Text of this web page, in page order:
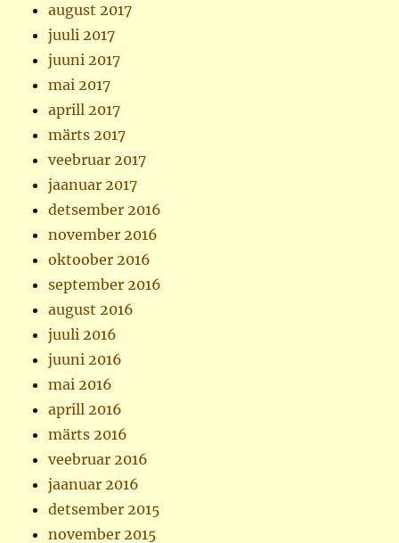
august 2017
juuli 2017
juuni 2017
mai 2017
aprill 2017
märts 2017
veebruar 2017
jaanuar 2017
detsember 2016
november 2016
oktoober 2016
september 2016
august 2016
juuli 2016
juuni 2016
mai 2016
aprill 2016
märts 2016
veebruar 2016
jaanuar 2016
detsember 2015
november 2015